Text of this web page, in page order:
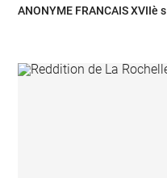
ANONYME FRANCAIS XVIIè s